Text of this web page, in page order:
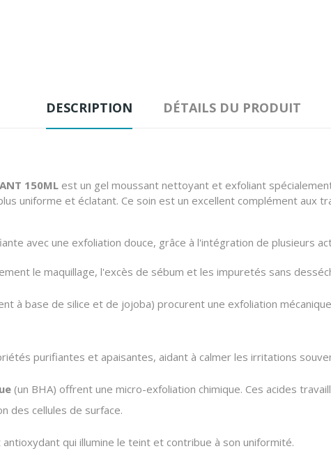
DESCRIPTION DÉTAILS DU PRODUIT
150ML est un gel moussant nettoyant et exfoliant
uniforme et éclatant. Ce soin est un excellent complément aux
avec une exfoliation douce, grâce à l'intégration de plusieurs
le maquillage, l'excès de sébum et les impuretés sans
à base de silice et de jojoba) procurent une exfoliation
purifiantes et apaisantes, aidant à calmer les irritations
(un BHA) offrent une micro-exfoliation chimique. Ces acides
des cellules de surface.
antioxydant qui illumine le teint et contribue à son uniformité.